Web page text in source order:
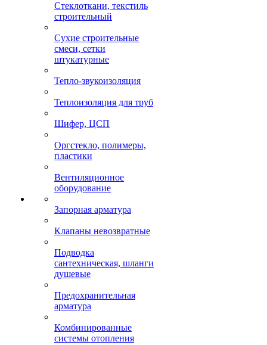
Стеклоткани, текстиль
строительный
Сухие строительные
смеси, сетки
штукатурные
Тепло-звукоизоляция
Теплоизоляция для труб
Шифер, ЦСП
Оргстекло, полимеры,
пластики
Вентиляционное
оборудование
Запорная арматура
Клапаны невозвратные
Подводка
сантехническая, шланги
душевые
Предохранительная
арматура
Комбинированные
системы отопления